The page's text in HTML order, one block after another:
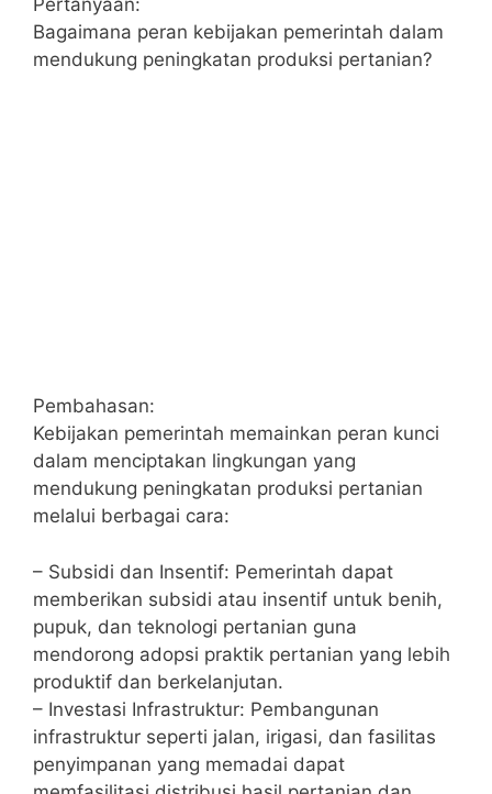
Bagaimana peran kebijakan pemerintah dalam
mendukung peningkatan produksi pertanian?
Pembahasan:
Kebijakan pemerintah memainkan peran kunci
dalam menciptakan lingkungan yang
mendukung peningkatan produksi pertanian
melalui berbagai cara:
– Subsidi dan Insentif: Pemerintah dapat
memberikan subsidi atau insentif untuk benih,
pupuk, dan teknologi pertanian guna
mendorong adopsi praktik pertanian yang lebih
produktif dan berkelanjutan.
– Investasi Infrastruktur: Pembangunan
infrastruktur seperti jalan, irigasi, dan fasilitas
penyimpanan yang memadai dapat